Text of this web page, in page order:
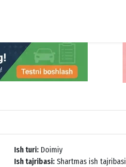
Ish turi: Doimiy
Ish tajribasi: Shartmas ish tajribasi